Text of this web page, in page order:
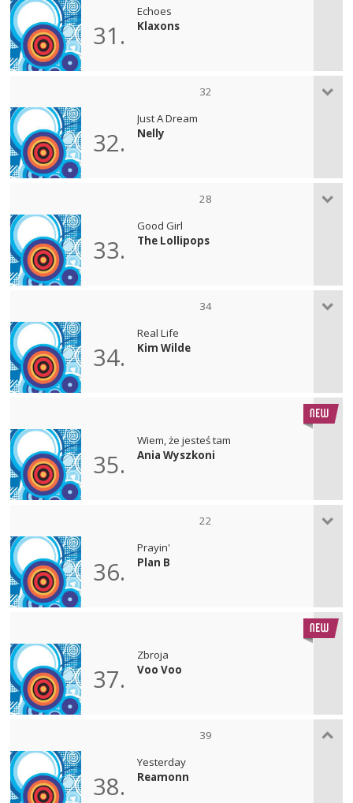
31.
Echoes
Klaxons
32
32.
Just A Dream
Nelly
28
33.
Good Girl
The Lollipops
34
34.
Real Life
Kim Wilde
35.
Wiem, że jesteś tam
Ania Wyszkoni
22
36.
Prayin'
Plan B
37.
Zbroja
Voo Voo
39
38.
Yesterday
Reamonn